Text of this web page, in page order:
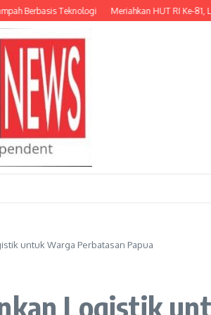
Teknologi Meriahkan HUT RI Ke-81, LPKA
untuk Warga Perbatasan Papua
Logistik